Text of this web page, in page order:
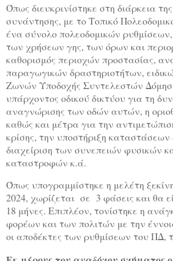
Όπως διευκρινίστηκε στη διάρκεια
συνάντησης, με το Τοπικό
ένα σύνολο πολεοδομικών
των χρήσεων γης, των όρων και
καθορισμός περιοχών προστασίας,
παραγωγικών δραστηριοτήτων,
Ζωνών Υποδοχής Συντελεστών
υπάρχοντος οδικού δικτύου για τη
αναγνώρισης των οδών αυτών, η
καθώς και μέτρα για την
κρίσης, την υποστήριξη
διαχείριση των συνεπειών φυσικών
καταστροφών κ.ά.
Όπως υπογραμμίστηκε η μελέτη
2024, χωρίζεται σε 3 φάσεις και θα
18 μήνες. Επιπλέον, τονίστηκε η
φορέων και των πολιτών με την έννοια
οι αποδέκτες των ρυθμίσεων του ΠΔ,